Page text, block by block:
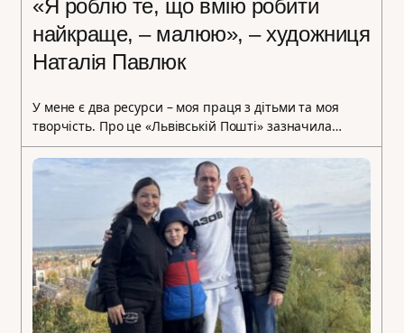
«Я роблю те, що вмію робити
найкраще, – малюю», – художниця
Наталія Павлюк
У мене є два ресурси – моя праця з дітьми та моя
творчість. Про це «Львівській Пошті» зазначила…